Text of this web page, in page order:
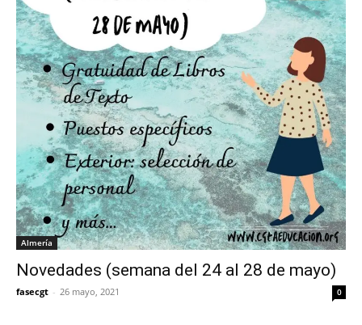
Almería
Novedades (semana del 24 al 28 de mayo)
fasecgt - 26 mayo, 2021 0